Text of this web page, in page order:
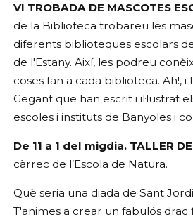
VI TROBADA DE MASCOTES
de la Biblioteca trobareu les
diferents biblioteques escolars
de l'Estany. Així, les podreu
coses fan a cada biblioteca. Ah!,
Gegant que han escrit i il·lustrat
escoles i instituts de Banyoles i
De 11 a 1 del migdia. TALLER
càrrec de l’Escola de Natura.
Què seria una diada de Sant
T'animes a crear un fabulós